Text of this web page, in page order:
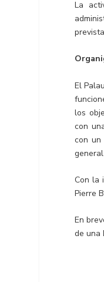
La
El
los
con
con un
Con la
Pierre
En
de una